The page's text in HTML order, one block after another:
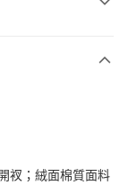
衩；絨面棉質面料